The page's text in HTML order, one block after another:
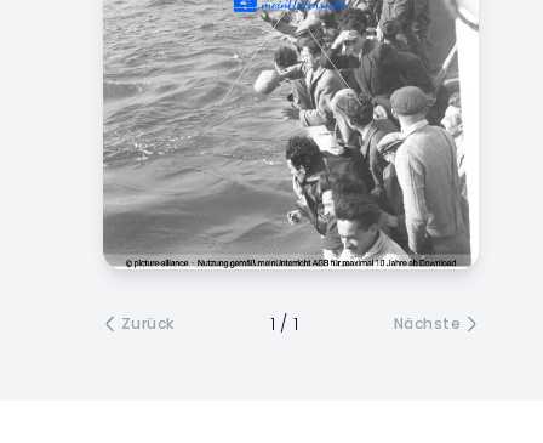
Erinnerungskultur,
Erscheinungsformen,
Situation von Minderheiten,
Wandel in der Bevölkerung,
Entwicklung/ Verbreitung,
Leben nach 1945, Ethnische
und religiöse Minderheiten,
Migration und Integration,
Flüchtlinge,
Gesprächsanlass,
Bildimpuls, Auswirkungen
israelische
Unabhängigkeit,
Zurück 1 / 1 Nächste